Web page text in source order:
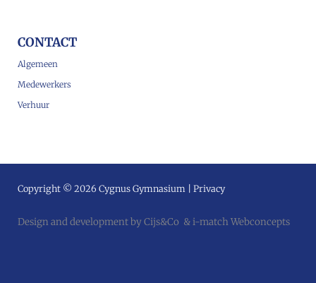
CONTACT
Algemeen
Medewerkers
Verhuur
Copyright © 2026 Cygnus Gymnasium | Privacy
Design and development by Cijs&Co &i-match Webconcepts